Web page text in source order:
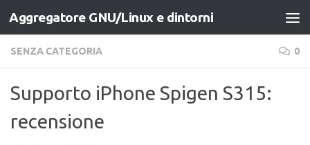
Salta al contenuto
Aggregatore GNU/Linux e dintorni
SENZA CATEGORIA 0
Supporto iPhone Spigen S315:
recensione